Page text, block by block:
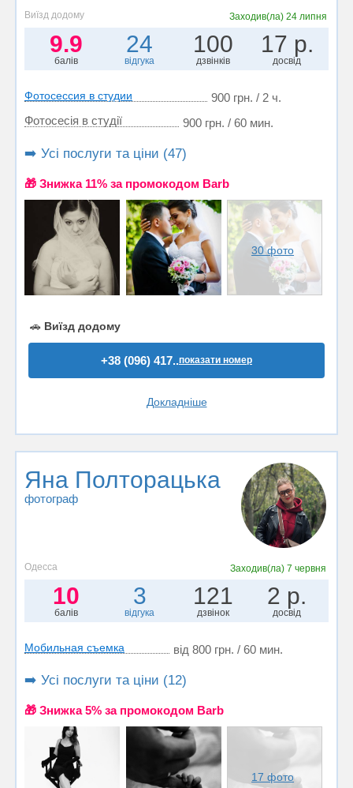
Виїзд додому Заходив(ла) 24 липня
9.9
балів
24
відгука
100
дзвінків
17 р.
досвід
Фотосессия в студии
900 грн. / 2 ч.
Фотосесія в студії
900 грн. / 60 мин.
➡️ Усі послуги та ціни (47)
🎁 Знижка 11% за промокодом Barb
30 фото
🚗 Виїзд додому
+38 (096) 417..показати номер
Докладніше
Яна Полторацька
фотограф
Одесса Заходив(ла) 7 червня
10
балів
3
відгука
121
дзвінок
2 р.
досвід
Мобильная съемка від 800 грн. / 60 мин.
➡️ Усі послуги та ціни (12)
🎁 Знижка 5% за промокодом Barb
17 фото